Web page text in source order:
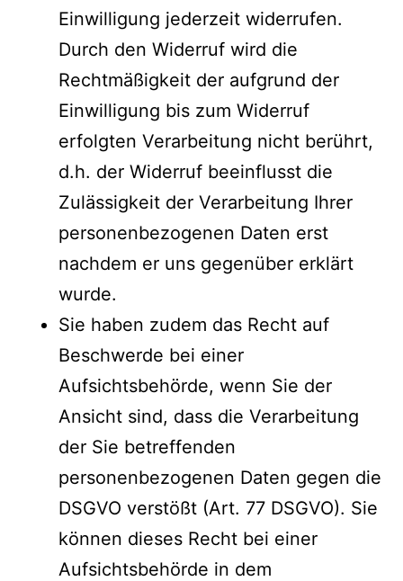
Einwilligung jederzeit widerrufen.
Durch den Widerruf wird die
Rechtmäßigkeit der aufgrund der
Einwilligung bis zum Widerruf
erfolgten Verarbeitung nicht berührt,
d.h. der Widerruf beeinflusst die
Zulässigkeit der Verarbeitung Ihrer
personenbezogenen Daten erst
nachdem er uns gegenüber erklärt
wurde.
Sie haben zudem das Recht auf
Beschwerde bei einer
Aufsichtsbehörde, wenn Sie der
Ansicht sind, dass die Verarbeitung
der Sie betreffenden
personenbezogenen Daten gegen die
DSGVO verstößt (Art. 77 DSGVO). Sie
können dieses Recht bei einer
Aufsichtsbehörde in dem